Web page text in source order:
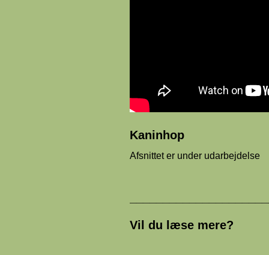
Kaninhop
Afsnittet er under udarbejdelse
Vil du læse mere?